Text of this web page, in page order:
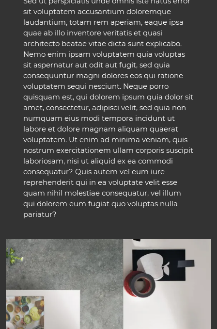
sit voluptatem accusantium doloremque
laudantium, totam rem aperiam, eaque ipsa
quae ab illo inventore veritatis et quasi
architecto beatae vitae dicta sunt explicabo.
Nemo enim ipsam voluptatem quia voluptas
sit aspernatur aut odit aut fugit, sed quia
consequuntur magni dolores eos qui ratione
voluptatem sequi nesciunt. Neque porro
quisquam est, qui dolorem ipsum quia dolor sit
amet, consectetur, adipisci velit, sed quia non
numquam eius modi tempora incidunt ut
labore et dolore magnam aliquam quaerat
voluptatem. Ut enim ad minima veniam, quis
nostrum exercitationem ullam corporis suscipit
laboriosam, nisi ut aliquid ex ea commodi
consequatur? Quis autem vel eum iure
reprehenderit qui in ea voluptate velit esse
quam nihil molestiae consequatur, vel illum
qui dolorem eum fugiat quo voluptas nulla
pariatur?